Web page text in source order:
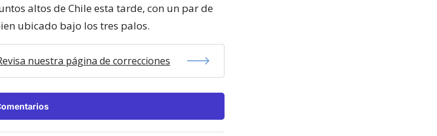
altos de Chile esta tarde, con un par de
ubicado bajo los tres palos.
nuestra página de correcciones